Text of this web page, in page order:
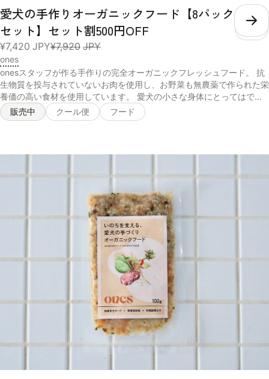
い。 給与 愛犬の体重に合わせた必要な水分量や、普段飲んでいるお水
の量によって、スープを考える量は違います。 愛犬の身体の状態をよ
く見ながら、不足している水分を補うように考慮して量を調整してくだ
さい。 体重 推奨摂取水分量/1日 推奨給与量/月 超小型犬小型犬 〜
440ml 1セット 中型犬 440ml〜1010ml 2セット 大型犬超大型犬
1010ml〜 3セット
愛犬の手作りオーガニックフード【8パック
セット】セット割500円OFF
¥7,420 JPY¥7,920 JPY
こ
ones
onesスタッフが作る手作りの完全オーガニックフレッシュフード。 抗
生物質を投与されていないお肉を使用し、お野菜も無農薬で作られた栄
養価の高い食材を使用しています。 愛犬の小さな身体にとってはでき
るだけ排除したい、化学的な農薬への配慮、抗生物質などが一切使われ
ていないので安心して与えることができます。 有機発酵玄米は、毎日
で愛犬の食欲をUPさせるので偏食、少食のわんちゃんはトッピングな
100g 原材料 【チキン×玄米】とり胸肉（無投薬飼育）, 玄米（有機栽
培米）, 舞茸（有機農産物）, 大根（有機農産物）, 人参（有機農産物）,
小松菜（有機農産物）, 椎茸どんこ（天日乾燥のもの）, 小豆（栽培期
間中農薬・化学肥料不使用）, 本葛粉（無添加）, 天然かつおの中骨パ
ウダー（無添加）, 塩（天然の自然塩）, 水:室戸海洋深層水（硬度0の
超軟水 【チキン×さつまいも】とり胸肉（無投薬飼育）, さつまいも
（有機農産物）, 舞茸（有機農産物）, 大根（有機農産物）, 人参（有機
農産物）, 小松菜（有機農産物）, 椎茸どんこ（天日乾燥のもの）, 本葛
粉（無添加）, 天然かつおの中骨パウダー（無添加）, 水:室戸海洋深層
水（硬度0の超軟水）, 【ポーク×玄米】ぶたもも肉（無薬飼育）, 玄米
（有機栽培米）, 舞茸（有機農産物）, 大根（有機農産物）, 人参（有機
農産物）, 小松菜（有機農産物）, 椎茸どんこ（天日乾燥のもの）, 小豆
（栽培期間中農薬・化学肥料不使用）, 本葛粉（無添加）, 天然かつお
の中骨パウダー（無添加）, 塩（天然の自然塩）, 水:室戸海洋深層水
（硬度0の超軟水） 【ポーク×さつまいも】ぶたもも肉（無薬飼育）,
人参（有機農産物）, 小松菜（有機農産物）, 椎茸どんこ（天日乾燥の
販売中 クール便 フード